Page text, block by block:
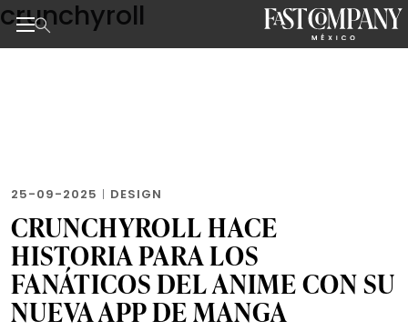
Skip
to
the
crunchyroll
25-09-2025 | DESIGN
CRUNCHYROLL HACE
HISTORIA PARA LOS
FANÁTICOS DEL ANIME CON SU
NUEVA APP DE MANGA